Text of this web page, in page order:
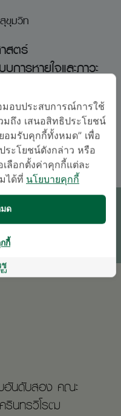
มวิท
สตร์
การหายใจและภาวะ
าขาอายุรศาสตร์
ไทย
พทย์
ม
อท่านกลับในภายหลัง
อันดับสอง คณะ
รินทรวิโรฒ
มอบประสบการณ์การใช้
ถึง เสนอสิทธิประโยชน์
อมรับคุกกี้ทั้งหมด” เพื่อ
ะโยชน์ดังกล่าว หรือ
เลือกตั้งค่าคุกกี้แต่ละ
ได้ที่ นโยบายคุกกี้
ด
กี้